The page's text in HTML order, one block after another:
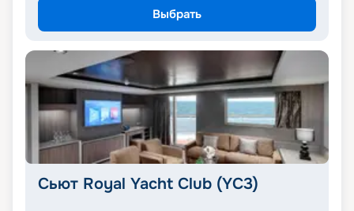
Выбрать
Сьют Royal Yacht Club (YC3)